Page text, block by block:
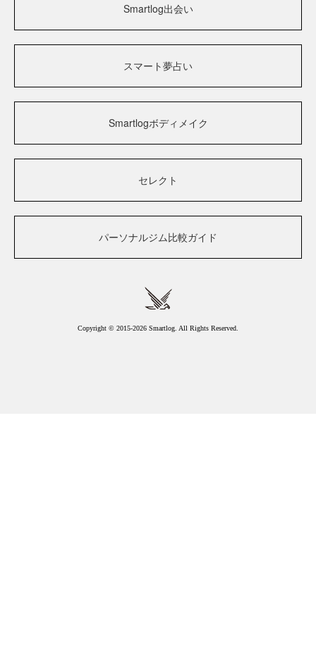
Smartlog出会い
スマート夢占い
Smartlogボディメイク
セレクト
パーソナルジム比較ガイド
Copyright © 2015-2026 Smartlog. All Rights Reserved.